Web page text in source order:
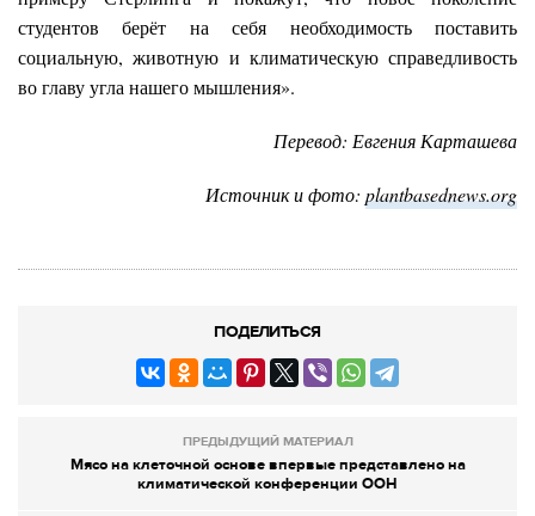
студентов берёт на себя необходимость поставить
социальную, животную и климатическую справедливость
во главу угла нашего мышления».
Перевод: Евгения Карташева
Источник и фото: plantbasednews.org
ПОДЕЛИТЬСЯ
ПРЕДЫДУЩИЙ МАТЕРИАЛ
Мясо на клеточной основе впервые представлено на
климатической конференции ООН